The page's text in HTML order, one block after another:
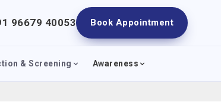
96679 40053 Book Appointment
& Screening Awareness